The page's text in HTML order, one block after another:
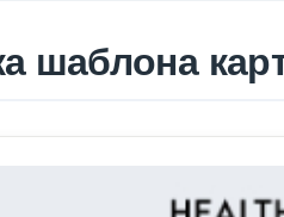
шаблона